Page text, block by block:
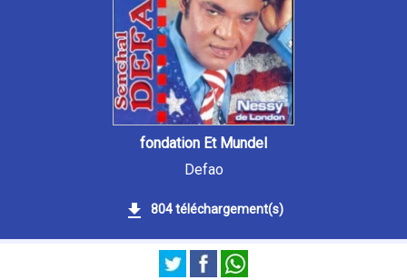
fondation Et Mundel
Defao
804 téléchargement(s)